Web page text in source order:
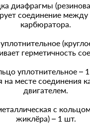
диафрагмы
соединение
карбюратора.
герметичность
уплотнительное –
на месте соединения
двигателем.
с
жиклёра) – 1 шт.